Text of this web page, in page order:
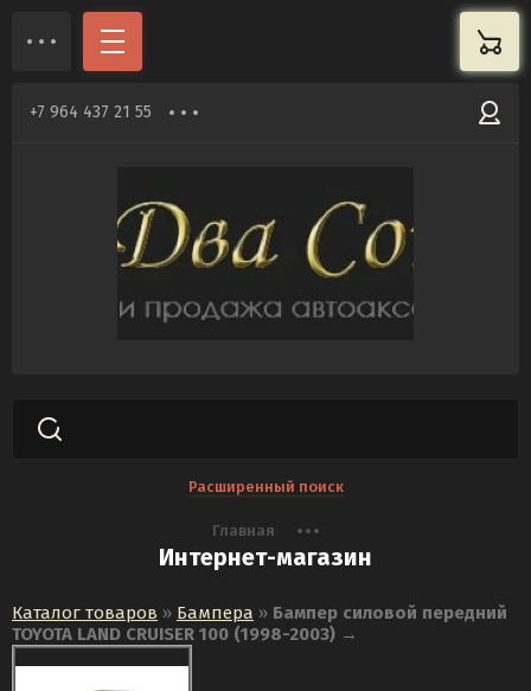
+7 964 437 21 55
Расширенный поиск
Главная
Интернет-магазин
Каталог товаров » Бампера » Бампер силовой передний
TOYOTA LAND CRUISER 100 (1998-2003) →